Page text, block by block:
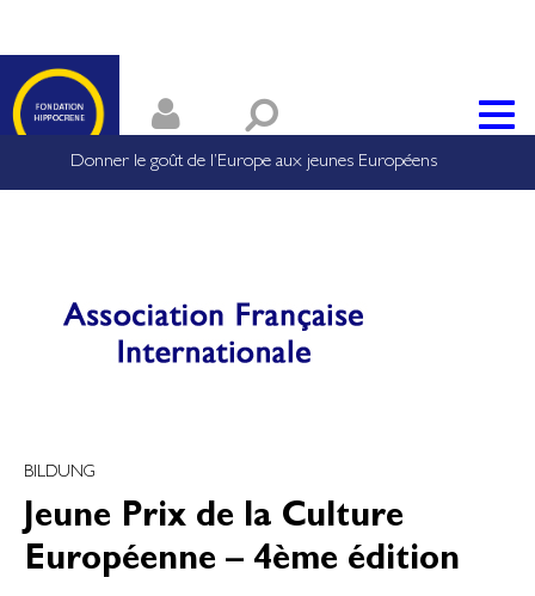
Donner le goût de l’Europe aux jeunes Européens
BILDUNG
Jeune Prix de la Culture
Européenne – 4ème édition